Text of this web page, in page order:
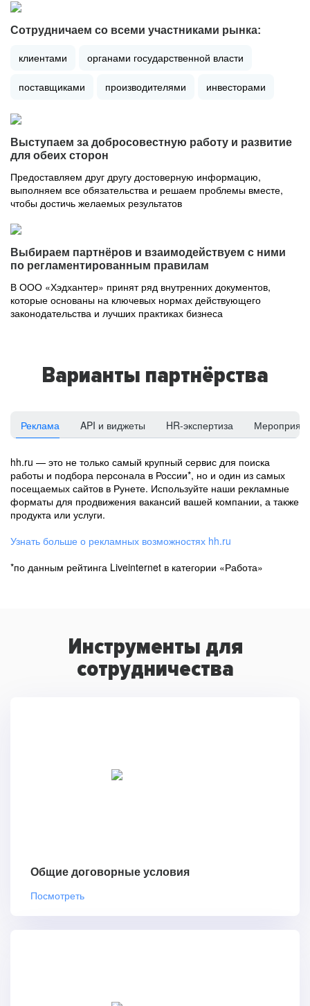
Сотрудничаем со всеми участниками рынка:
клиентами органами государственной власти
поставщиками производителями инвесторами
Выступаем за добросовестную работу и развитие
для обеих сторон
Предоставляем друг другу достоверную информацию,
выполняем все обязательства и решаем проблемы вместе,
чтобы достичь желаемых результатов
Выбираем партнёров и взаимодействуем с ними
по регламентированным правилам
В ООО «Хэдхантер» принят ряд внутренних документов,
которые основаны на ключевых нормах действующего
законодательства и лучших практиках бизнеса
Варианты партнёрства
Реклама API и виджеты HR-экспертиза
hh.ru — это не только самый крупный сервис для поиска
работы и подбора персонала в России*, но и один из самых
посещаемых сайтов в Рунете. Используйте наши рекламные
форматы для продвижения вакансий вашей компании, а также
продукта или услуги.
Узнать больше о рекламных возможностях hh.ru
*по данным рейтинга Liveinternet в категории «Работа»
Инструменты для
сотрудничества
Общие договорные условия
Посмотреть